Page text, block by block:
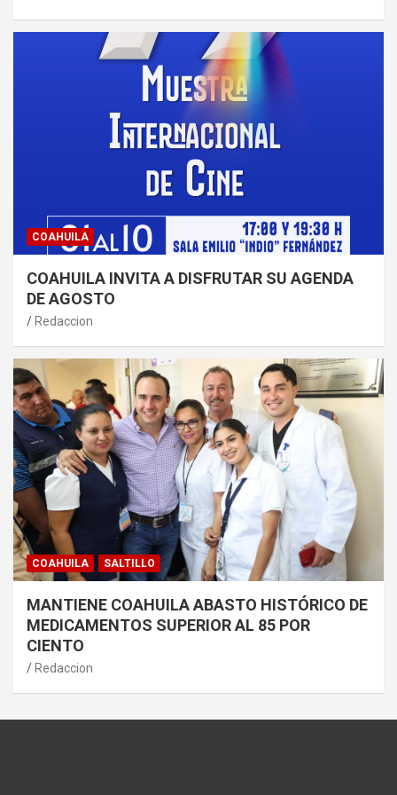
COAHUILA
COAHUILA INVITA A DISFRUTAR SU AGENDA
DE AGOSTO
Redaccion
COAHUILA SALTILLO
MANTIENE COAHUILA ABASTO HISTÓRICO DE
MEDICAMENTOS SUPERIOR AL 85 POR
CIENTO
Redaccion